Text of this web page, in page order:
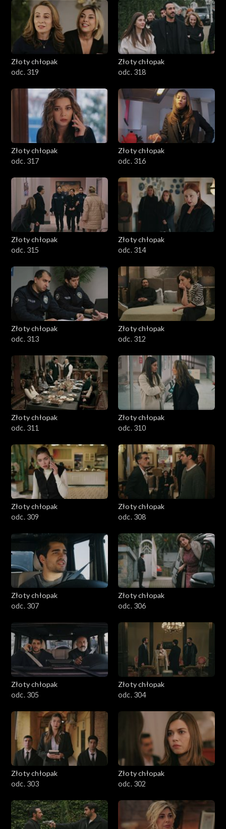
Złoty chłopak
odc. 319
Złoty chłopak
odc. 318
Złoty chłopak
odc. 317
Złoty chłopak
odc. 316
Złoty chłopak
odc. 315
Złoty chłopak
odc. 314
Złoty chłopak
odc. 313
Złoty chłopak
odc. 312
Złoty chłopak
odc. 311
Złoty chłopak
odc. 310
Złoty chłopak
odc. 309
Złoty chłopak
odc. 308
Złoty chłopak
odc. 307
Złoty chłopak
odc. 306
Złoty chłopak
odc. 305
Złoty chłopak
odc. 304
Złoty chłopak
odc. 303
Złoty chłopak
odc. 302